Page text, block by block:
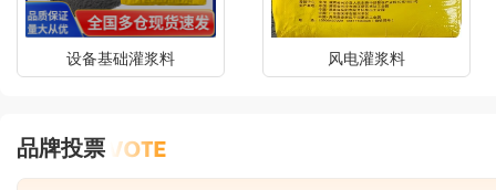
设备基础灌浆料 风电灌浆料
品牌投票